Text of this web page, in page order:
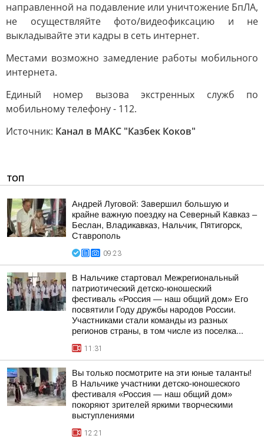
направленной на подавление или уничтожение БпЛА,
не осуществляйте фото/видеофиксацию и не
выкладывайте эти кадры в сеть интернет.
Местами возможно замедление работы мобильного
интернета.
Единый номер вызова экстренных служб по
мобильному телефону - 112.
Источник: Канал в МАКС "Казбек Коков"
ТОП
Андрей Луговой: Завершил большую и
крайне важную поездку на Северный Кавказ –
Беслан, Владикавказ, Нальчик, Пятигорск,
Ставрополь
09:23
В Нальчике стартовал Межрегиональный
патриотический детско-юношеский
фестиваль «Россия — наш общий дом» Его
посвятили Году дружбы народов России.
Участниками стали команды из разных
регионов страны, в том числе из поселка...
11:31
Вы только посмотрите на эти юные таланты!
В Нальчике участники детско-юношеского
фестиваля «Россия — наш общий дом»
покоряют зрителей яркими творческими
выступлениями
12:21